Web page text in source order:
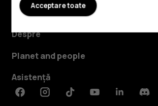
Explorează
Despre
Planet and people
Asistență
FacebookInstagramTiktokYoutubeLinkedin
Acceptare toate